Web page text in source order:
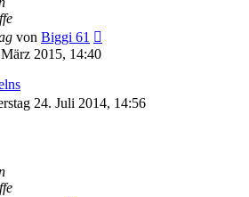
von Biggi 61
2015, 14:40
24. Juli 2014, 14:56